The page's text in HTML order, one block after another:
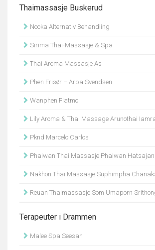
Thaimassasje Buskerud
Nooka Alternativ Behandling
Sirima Thai-Massasje & Spa
Thai Aroma Massasje As
Phen Frisør – Arpa Svendsen
Wanphen Flatmo
Lily Aroma & Thai Massage Arunothai
Pknd Marcelo Carlos
Phaiwan Thai Massasje Phaiwan
Nakhon Thai Massasje Suphimpha
Reuan Thaimassasje Som Umaporn
Terapeuter i Drammen
Malee Spa Seesan